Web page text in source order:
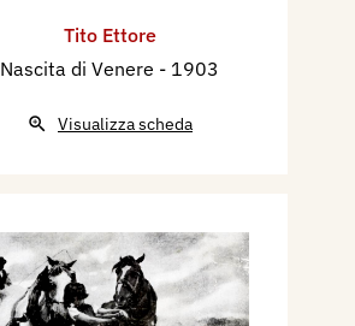
Tito Ettore
Nascita di Venere - 1903
Visualizza scheda